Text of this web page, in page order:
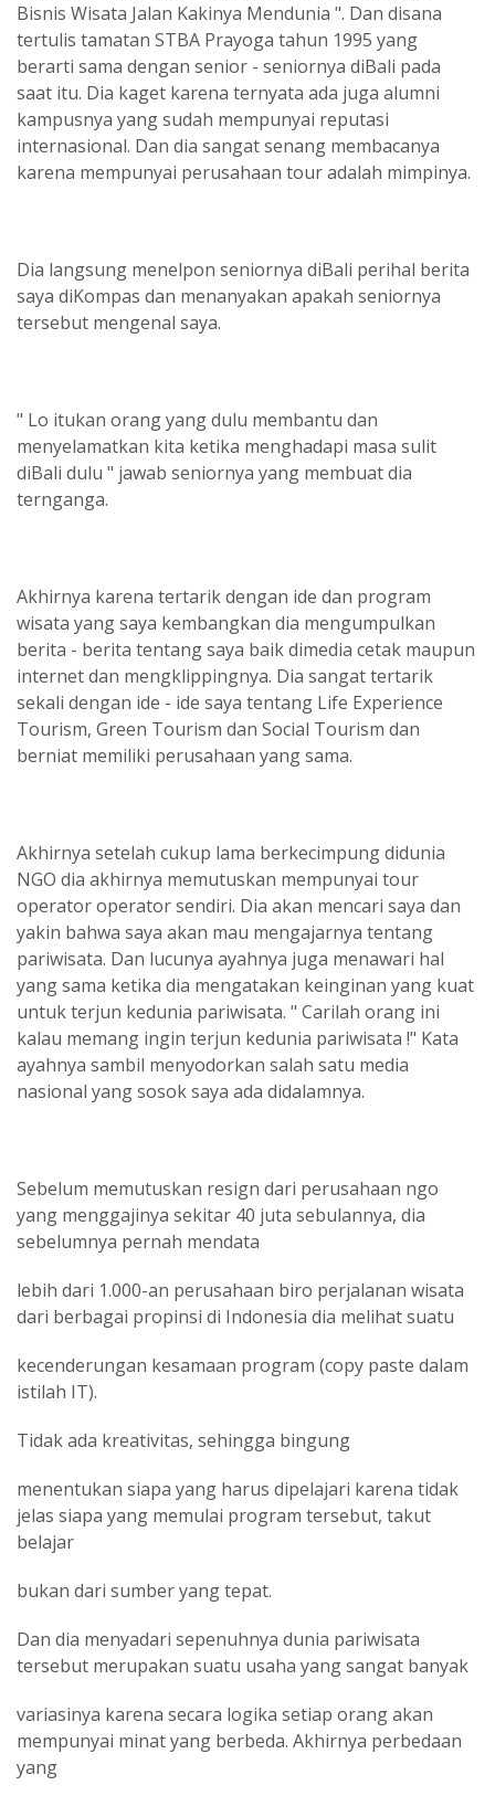
Bisnis Wisata Jalan Kakinya Mendunia ". Dan disana
tertulis tamatan STBA Prayoga tahun 1995 yang
berarti sama dengan senior - seniornya diBali pada
saat itu. Dia kaget karena ternyata ada juga alumni
kampusnya yang sudah mempunyai reputasi
internasional. Dan dia sangat senang membacanya
karena mempunyai perusahaan tour adalah mimpinya.
Dia langsung menelpon seniornya diBali perihal berita
saya diKompas dan menanyakan apakah seniornya
tersebut mengenal saya.
" Lo itukan orang yang dulu membantu dan
menyelamatkan kita ketika menghadapi masa sulit
diBali dulu " jawab seniornya yang membuat dia
ternganga.
Akhirnya karena tertarik dengan ide dan program
wisata yang saya kembangkan dia mengumpulkan
berita - berita tentang saya baik dimedia cetak maupun
internet dan mengklippingnya. Dia sangat tertarik
sekali dengan ide - ide saya tentang Life Experience
Tourism, Green Tourism dan Social Tourism dan
berniat memiliki perusahaan yang sama.
Akhirnya setelah cukup lama berkecimpung didunia
NGO dia akhirnya memutuskan mempunyai tour
operator operator sendiri. Dia akan mencari saya dan
yakin bahwa saya akan mau mengajarnya tentang
pariwisata. Dan lucunya ayahnya juga menawari hal
yang sama ketika dia mengatakan keinginan yang kuat
untuk terjun kedunia pariwisata. " Carilah orang ini
kalau memang ingin terjun kedunia pariwisata !" Kata
ayahnya sambil menyodorkan salah satu media
nasional yang sosok saya ada didalamnya.
Sebelum memutuskan resign dari perusahaan ngo
yang menggajinya sekitar 40 juta sebulannya, dia
sebelumnya pernah mendata
lebih dari 1.000-an perusahaan biro perjalanan wisata
dari berbagai propinsi di Indonesia dia melihat suatu
kecenderungan kesamaan program (copy paste dalam
istilah IT).
Tidak ada kreativitas, sehingga bingung
menentukan siapa yang harus dipelajari karena tidak
jelas siapa yang memulai program tersebut, takut
belajar
bukan dari sumber yang tepat.
Dan dia menyadari sepenuhnya dunia pariwisata
tersebut merupakan suatu usaha yang sangat banyak
variasinya karena secara logika setiap orang akan
mempunyai minat yang berbeda. Akhirnya perbedaan
yang